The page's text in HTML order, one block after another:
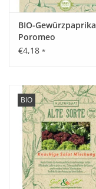
Inhalt:
BIO-Gewürzpaprika
Poromeo
€4,18 *
BIO